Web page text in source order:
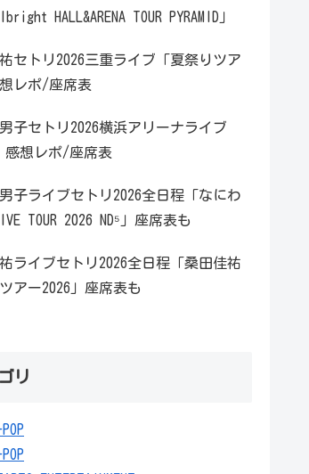
HALL&ARENA TOUR PYRAMID」
セトリ2026三重ライブ「夏祭りツア
レポ/座席表
子セトリ2026横浜アリーナライブ
感想レポ/座席表
子ライブセトリ2026全日程「なにわ
TOUR 2026 ND⁵」座席表も
ライブセトリ2026全日程「桑田佳祐
アー2026」座席表も
リ